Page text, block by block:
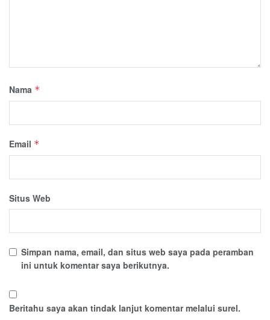
Nama *
Email *
Situs Web
Simpan nama, email, dan situs web saya pada peramban
ini untuk komentar saya berikutnya.
Beritahu saya akan tindak lanjut komentar melalui surel.